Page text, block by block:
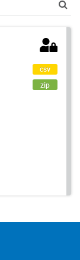
csv
zip